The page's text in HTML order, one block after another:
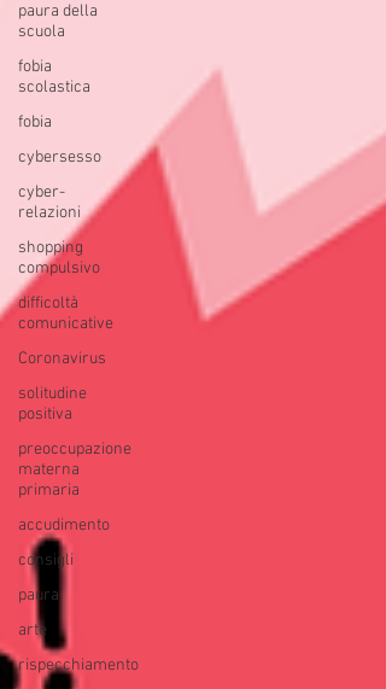
paura della
scuola
fobia
scolastica
fobia
cybersesso
cyber-
relazioni
shopping
compulsivo
difficoltà
comunicative
Coronavirus
solitudine
positiva
preoccupazione
materna
primaria
accudimento
consigli
paura
arte
rispecchiamento